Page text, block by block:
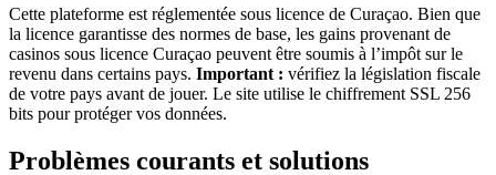
Cette plateforme est réglementée sous licence de Curaçao. Bien que
la licence garantisse des normes de base, les gains provenant de
casinos sous licence Curaçao peuvent être soumis à l’impôt sur le
revenu dans certains pays. Important : vérifiez la législation fiscale
de votre pays avant de jouer. Le site utilise le chiffrement SSL 256
bits pour protéger vos données.
Problèmes courants et solutions